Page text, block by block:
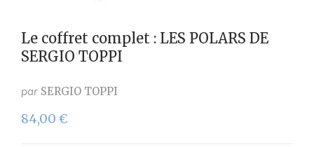
Le coffret complet : LES POLARS DE
SERGIO TOPPI
par SERGIO TOPPI
84,00 €